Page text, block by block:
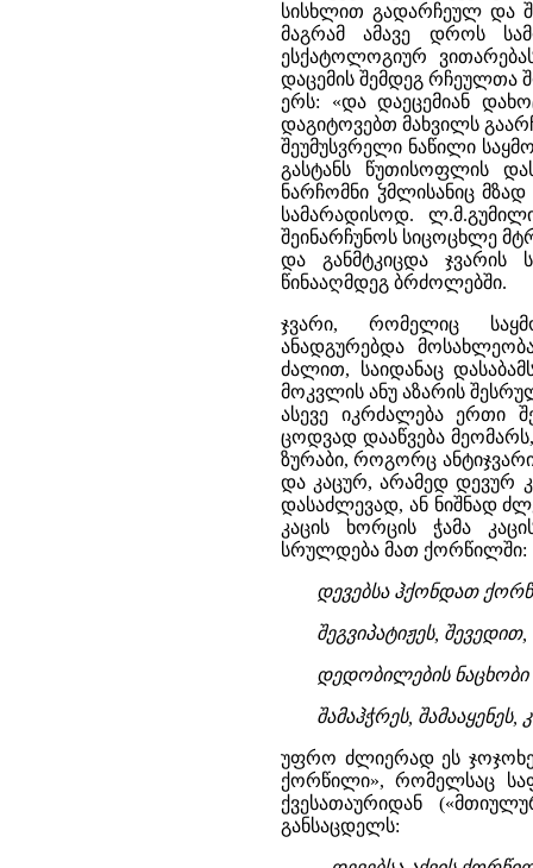
სისხლით გადარჩეულ და
მაგრამ ამავე დროს
ესქატოლოგიურ
დაცემის შემდეგ რჩეულთა
ერს: «და დაეცემიან
დაგიტოვებთ მახვილს
შეუმუსვრელი ნაწილი
გასტანს წუთისოფლის
ნარჩომნი ჴმლისანიც
სამარადისოდ.
შეინარჩუნოს სიცოცხლე
და განმტკიცდა ჯვარის
წინააღმდეგ ბრძოლებში.
ჯვარი, რომელიც
ანადგურებდა
ძალით, საიდანაც
მოკვლის ანუ აზარის
ასევე იკრძალება ერთი
ცოდვად დააწვება
ზურაბი, როგორც
და კაცურ, არამედ დევურ
დასაძლევად, ან ნიშნად
კაცის ხორცის ჭამა
სრულდება მათ ქორწილში:
დევებსა ჰქონდათ
შეგვიპატიჟეს,
დედობილების ნაცხობი
შამაჰჭრეს,
უფრო ძლიერად ეს
ქორწილი», რომელსაც
ქვესათაურიდან
განსაცდელს: